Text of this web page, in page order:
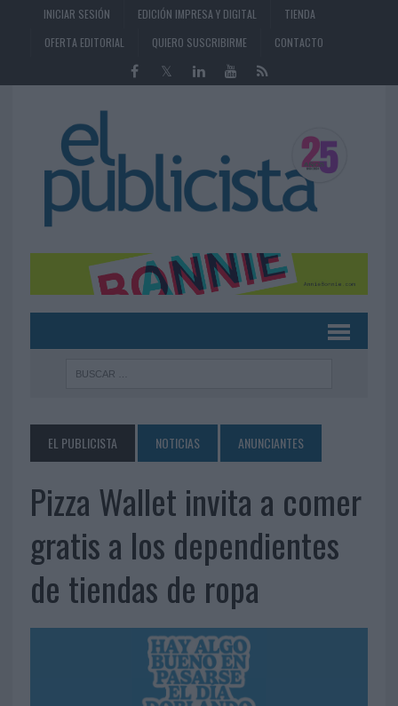
INICIAR SESIÓN EDICIÓN IMPRESA Y DIGITAL
TIENDA
OFERTA EDITORIAL
QUIERO SUSCRIBIRME CONTACTO
EL PUBLICISTA NOTICIAS ANUNCIANTES
Pizza Wallet invita a comer
gratis a los dependientes
de tiendas de ropa